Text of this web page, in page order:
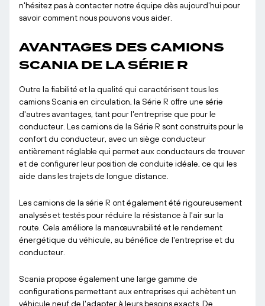
n'hésitez pas à contacter notre équipe dès aujourd'hui pour
savoir comment nous pouvons vous aider.
AVANTAGES DES CAMIONS
SCANIA DE LA SÉRIE R
Outre la fiabilité et la qualité qui caractérisent tous les
camions Scania en circulation, la Série R offre une série
d'autres avantages, tant pour l'entreprise que pour le
conducteur. Les camions de la Série R sont construits pour le
confort du conducteur, avec un siège conducteur
entièrement réglable qui permet aux conducteurs de trouver
et de configurer leur position de conduite idéale, ce qui les
aide dans les trajets de longue distance.
Les camions de la série R ont également été rigoureusement
analysés et testés pour réduire la résistance à l'air sur la
route. Cela améliore la manœuvrabilité et le rendement
énergétique du véhicule, au bénéfice de l'entreprise et du
conducteur.
Scania propose également une large gamme de
configurations permettant aux entreprises qui achètent un
véhicule neuf de l'adapter à leurs besoins exacts. De